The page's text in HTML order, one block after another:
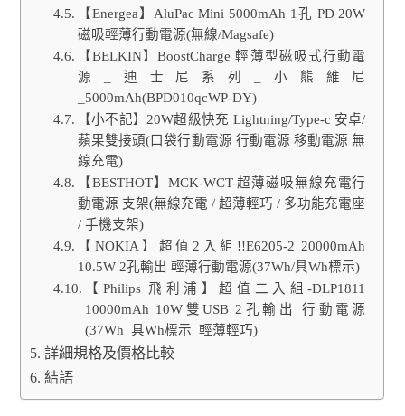
【Energea】AluPac Mini 5000mAh 1孔 PD 20W
磁吸輕薄行動電源(無線/Magsafe)
【BELKIN】BoostCharge 輕薄型磁吸式行動電
源_迪士尼系列_小熊維尼
_5000mAh(BPD010qcWP-DY)
【小不記】20W超級快充 Lightning/Type-c 安卓/
蘋果雙接頭(口袋行動電源 行動電源 移動電源 無
線充電)
【BESTHOT】MCK-WCT-超薄磁吸無線充電行
動電源 支架(無線充電 / 超薄輕巧 / 多功能充電座
/ 手機支架)
【NOKIA】超值2入組!!E6205-2 20000mAh
10.5W 2孔輸出 輕薄行動電源(37Wh/具Wh標示)
【Philips 飛利浦】超值二入組-DLP1811
10000mAh 10W雙USB 2孔輸出 行動電源
(37Wh_具Wh標示_輕薄輕巧)
詳細規格及價格比較
結語